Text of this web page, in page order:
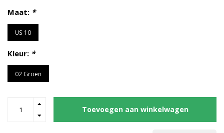
Maat: *
US 10
Kleur: *
02 Groen
Toevoegen aan winkelwagen